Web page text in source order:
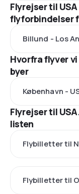
Flyrejser til
flyforbindelser
Billund - Los
Hvorfra flyver
byer
København -
Flyrejser til
listen
Flybilletter til
Flybilletter til